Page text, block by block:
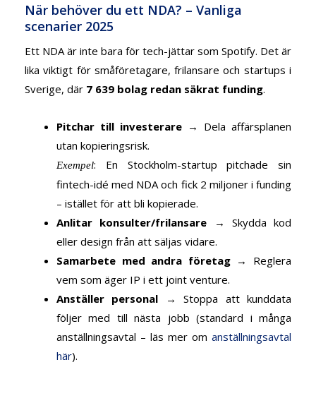
När behöver du ett NDA? – Vanliga
scenarier 2025
Ett NDA är inte bara för tech-jättar som Spotify. Det är
lika viktigt för småföretagare, frilansare och startups i
Sverige, där 7 639 bolag redan säkrat funding.
Pitchar till investerare → Dela affärsplanen
utan kopieringsrisk.
Exempel: En Stockholm-startup pitchade sin
fintech-idé med NDA och fick 2 miljoner i funding
– istället för att bli kopierade.
Anlitar konsulter/frilansare → Skydda kod
eller design från att säljas vidare.
Samarbete med andra företag→ Reglera
vem som äger IP i ett joint venture.
Anställer personal → Stoppa att kunddata
följer med till nästa jobb (standard i många
anställningsavtal – läs mer om anställningsavtal
här).